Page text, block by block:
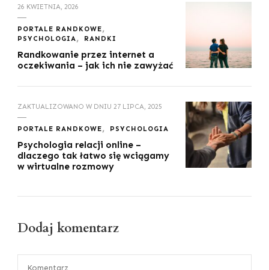
26 KWIETNIA, 2026
PORTALE RANDKOWE
PSYCHOLOGIA
RANDKI
Randkowanie przez internet a
oczekiwania – jak ich nie zawyżać
ZAKTUALIZOWANO W DNIU 27 LIPCA, 2025
PORTALE RANDKOWE PSYCHOLOGIA
Psychologia relacji online –
dlaczego tak łatwo się wciągamy
w wirtualne rozmowy
Dodaj komentarz